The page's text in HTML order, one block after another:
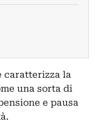
caratterizza la
una sorta di
e pausa